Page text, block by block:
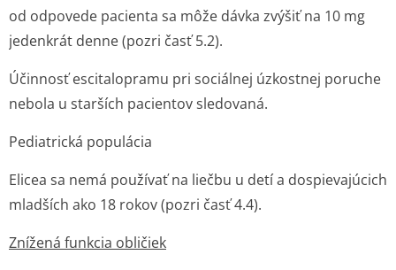
od odpovede pacienta sa môže dávka zvýšiť na 10 mg
jedenkrát denne (pozri časť 5.2).
Účinnosť escitalopramu pri sociálnej úzkostnej poruche
nebola u starších pacientov sledovaná.
Pediatrická populácia
Elicea sa nemá používať na liečbu u detí a dospievajúcich
mladších ako 18 rokov (pozri časť 4.4).
Znížená funkcia obličiek